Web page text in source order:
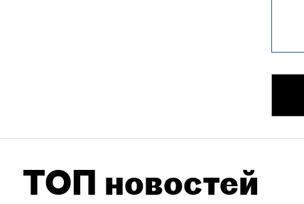
ТОП новостей